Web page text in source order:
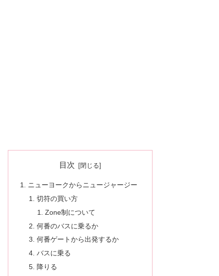
目次
ニューヨークからニュージャージー
切符の買い方
Zone制について
何番のバスに乗るか
何番ゲートから出発するか
バスに乗る
降りる